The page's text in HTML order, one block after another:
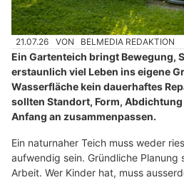
21.07.26 VON BELMEDIA REDAKTION
Ein Gartenteich bringt Bewegung,
erstaunlich viel Leben ins eigene
Wasserfläche kein dauerhaftes
sollten Standort, Form,
Anfang an zusammenpassen.
Ein naturnaher Teich muss weder
aufwendig sein. Gründliche
Arbeit. Wer Kinder hat, muss